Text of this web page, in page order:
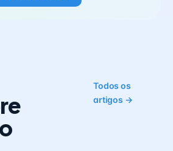
Todos os
artigos →